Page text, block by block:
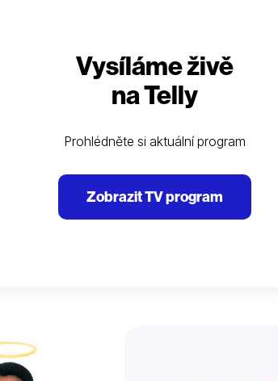
Vysíláme živě
na Telly
Prohlédněte si aktuální program
Zobrazit TV program